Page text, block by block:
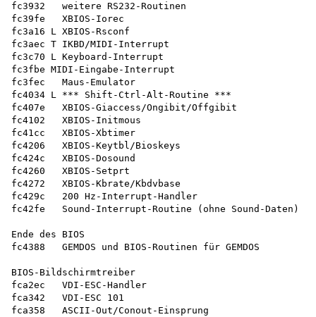
fc3932   weitere RS232-Routinen
fc39fe   XBIOS-Iorec
fc3a16 L XBIOS-Rsconf
fc3aec T IKBD/MIDI-Interrupt
fc3c70 L Keyboard-Interrupt
fc3fbe MIDI-Eingabe-Interrupt
fc3fec   Maus-Emulator
fc4034 L *** Shift-Ctrl-Alt-Routine ***
fc407e   XBIOS-Giaccess/Ongibit/Offgibit
fc4102   XBIOS-Initmous
fc41cc   XBIOS-Xbtimer
fc4206   XBIOS-Keytbl/Bioskeys
fc424c   XBIOS-Dosound
fc4260   XBIOS-Setprt
fc4272   XBIOS-Kbrate/Kbdvbase
fc429c   200 Hz-Interrupt-Handler
fc42fe   Sound-Interrupt-Routine (ohne Sound-Daten)
Ende des BIOS
fc4388   GEMDOS und BIOS-Routinen für GEMDOS
BIOS-Bildschirmtreiber
fca2ec   VDI-ESC-Handler
fca342   VDI-ESC 101
fca358   ASCII-Out/Conout-Einsprung